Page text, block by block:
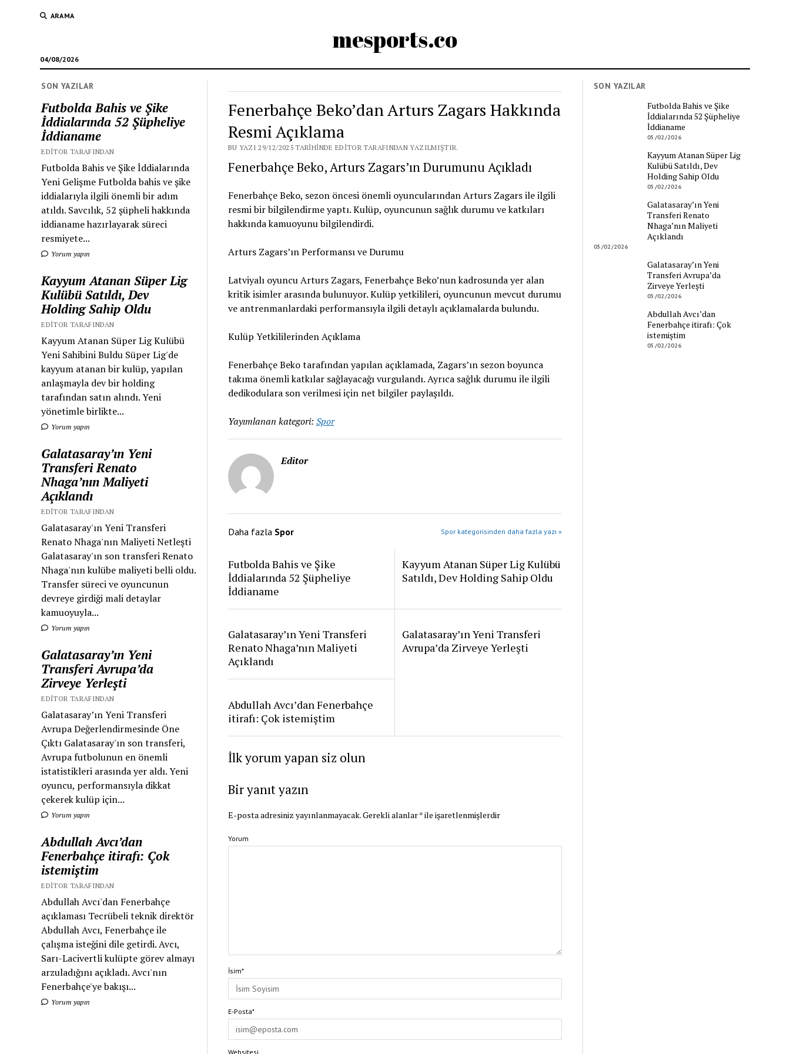
ARAMA
mesports.co
04/08/2026
SON YAZILAR
Futbolda Bahis ve Şike
İddialarında 52 Şüpheliye
İddianame
EDITOR TARAFINDAN
Futbolda Bahis ve Şike İddialarında
Yeni Gelişme Futbolda bahis ve şike
iddialarıyla ilgili önemli bir adım
atıldı. Savcılık, 52 şüpheli hakkında
iddianame hazırlayarak süreci
resmiyete...
Yorum yapın
Kayyum Atanan Süper Lig
Kulübü Satıldı, Dev
Holding Sahip Oldu
EDITOR TARAFINDAN
Kayyum Atanan Süper Lig Kulübü
Yeni Sahibini Buldu Süper Lig'de
kayyum atanan bir kulüp, yapılan
anlaşmayla dev bir holding
tarafından satın alındı. Yeni
yönetimle birlikte...
Yorum yapın
Galatasaray’ın Yeni
Transferi Renato
Nhaga’nın Maliyeti
Açıklandı
EDITOR TARAFINDAN
Galatasaray'ın Yeni Transferi
Renato Nhaga'nın Maliyeti Netleşti
Galatasaray'ın son transferi Renato
Nhaga'nın kulübe maliyeti belli oldu.
Transfer süreci ve oyuncunun
devreye girdiği mali detaylar
kamuoyuyla...
Yorum yapın
Galatasaray’ın Yeni
Transferi Avrupa’da
Zirveye Yerleşti
EDITOR TARAFINDAN
Galatasaray’ın Yeni Transferi
Avrupa Değerlendirmesinde Öne
Çıktı Galatasaray'ın son transferi,
Avrupa futbolunun en önemli
istatistikleri arasında yer aldı. Yeni
oyuncu, performansıyla dikkat
çekerek kulüp için...
Yorum yapın
Abdullah Avcı’dan
Fenerbahçe itirafı: Çok
istemiştim
EDITOR TARAFINDAN
Abdullah Avcı'dan Fenerbahçe
açıklaması Tecrübeli teknik direktör
Abdullah Avcı, Fenerbahçe ile
çalışma isteğini dile getirdi. Avcı,
Sarı-Lacivertli kulüpte görev almayı
arzuladığını açıkladı. Avcı'nın
Fenerbahçe'ye bakışı...
Yorum yapın
Fenerbahçe Beko’dan Arturs Zagars Hakkında
Resmi Açıklama
BU YAZI 29/12/2025 TARIHINDE EDITOR TARAFINDAN YAZILMIŞTIR.
Fenerbahçe Beko, Arturs Zagars’ın Durumunu Açıkladı
Fenerbahçe Beko, sezon öncesi önemli oyuncularından Arturs Zagars ile ilgili
resmi bir bilgilendirme yaptı. Kulüp, oyuncunun sağlık durumu ve katkıları
hakkında kamuoyunu bilgilendirdi.
Arturs Zagars’ın Performansı ve Durumu
Latviyalı oyuncu Arturs Zagars, Fenerbahçe Beko’nun kadrosunda yer alan
kritik isimler arasında bulunuyor. Kulüp yetkilileri, oyuncunun mevcut durumu
ve antrenmanlardaki performansıyla ilgili detaylı açıklamalarda bulundu.
Kulüp Yetkililerinden Açıklama
Fenerbahçe Beko tarafından yapılan açıklamada, Zagars’ın sezon boyunca
takıma önemli katkılar sağlayacağı vurgulandı. Ayrıca sağlık durumu ile ilgili
dedikodulara son verilmesi için net bilgiler paylaşıldı.
Yayımlanan kategori: Spor
Editor
Daha fazla Spor Spor kategorisinden daha fazla yazı »
Futbolda Bahis ve Şike
İddialarında 52 Şüpheliye
İddianame
Kayyum Atanan Süper Lig Kulübü
Satıldı, Dev Holding Sahip Oldu
Galatasaray’ın Yeni Transferi
Renato Nhaga’nın Maliyeti
Açıklandı
Galatasaray’ın Yeni Transferi
Avrupa’da Zirveye Yerleşti
Abdullah Avcı’dan Fenerbahçe
itirafı: Çok istemiştim
İlk yorum yapan siz olun
Bir yanıt yazın
E-posta adresiniz yayınlanmayacak.Gerekli alanlar*ile işaretlenmişlerdir
Yorum
İsim*
E-Posta*
Websitesi
SON YAZILAR
Futbolda Bahis ve Şike
İddialarında 52 Şüpheliye
İddianame
05/02/2026
Kayyum Atanan Süper Lig
Kulübü Satıldı, Dev
Holding Sahip Oldu
05/02/2026
Galatasaray’ın Yeni
Transferi Renato
Nhaga’nın Maliyeti
Açıklandı
05/02/2026
Galatasaray’ın Yeni
Transferi Avrupa’da
Zirveye Yerleşti
05/02/2026
Abdullah Avcı’dan
Fenerbahçe itirafı: Çok
istemiştim
05/02/2026